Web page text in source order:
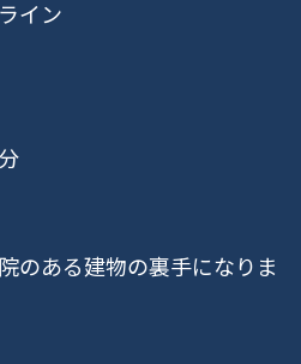
イン
のある建物の裏手になりま